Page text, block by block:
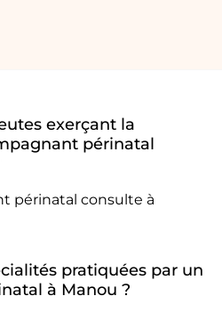
exerçant la
périnatal
périnatal consulte à
pratiquées par un
à Manou ?